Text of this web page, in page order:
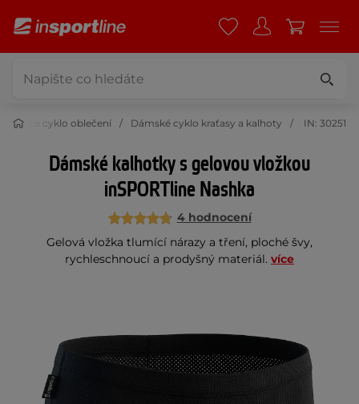
Dámské cyklo oblečení Dámské cyklo kraťasy a kalhoty IN: 30251
Dámské kalhotky s gelovou vložkou
inSPORTline Nashka
4 hodnocení
Gelová vložka tlumící nárazy a tření, ploché švy,
rychleschnoucí a prodyšný materiál. více